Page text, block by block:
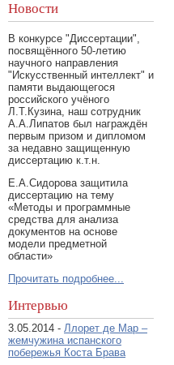
Новости
В конкурсе "Диссертации",
посвящённого 50-летию
научного направления
"Искусственный интеллект" и
памяти выдающегося
российского учёного
Л.Т.Кузина, наш сотрудник
А.А.Липатов был награждён
первым призом и дипломом
за недавно защищенную
диссертацию к.т.н.
Е.А.Сидорова защитила
диссертацию на тему
«Методы и программные
средства для анализа
документов на основе
модели предметной
области»
Прочитать подробнее...
Интервью
3.05.2014 - Ллорет де Мар –
жемчужина испанского
побережья Коста Брава